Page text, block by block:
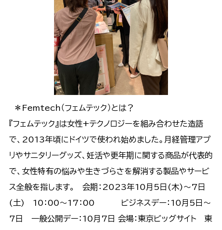
＊Femtech（フェムテック）とは？
『フェムテック』は女性+テクノロジーを組み合わせた造語
で、2013年頃にドイツで使われ始めました。月経管理アプ
リやサニタリーグッズ、妊活や更年期に関する商品が代表的
で、女性特有の悩みや生きづらさを解消する製品やサービ
ス全般を指します。 会期：2023年10月5日(木)～7日
(土) 10：00～17：00 ビジネスデー：10月5日～
7日 一般公開デー：10月7日 会場：東京ビッグサイト 東